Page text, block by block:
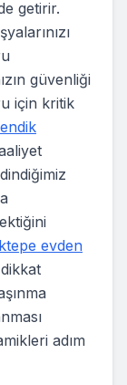
getirir.
güvenliği
için kritik
evden
adım